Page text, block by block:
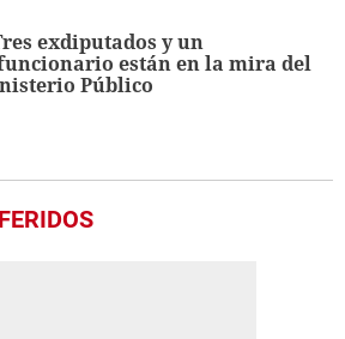
exdiputados y un
están en la mira del
Público